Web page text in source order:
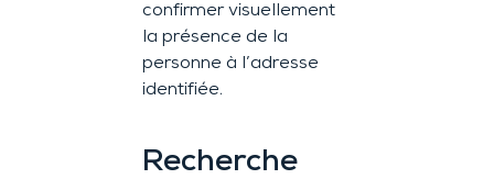
confirmer visuellement
la présence de la
personne à l’adresse
identifiée.
Recherche